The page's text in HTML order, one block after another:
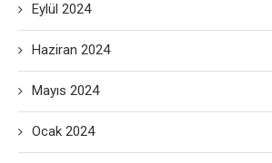
Eylül 2024
Haziran 2024
Mayıs 2024
Ocak 2024